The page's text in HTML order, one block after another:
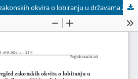
Komparativni pregled zakonskih okvira o lobiranju u državama Zapadnog Balkana s EU kandidatskim statusom